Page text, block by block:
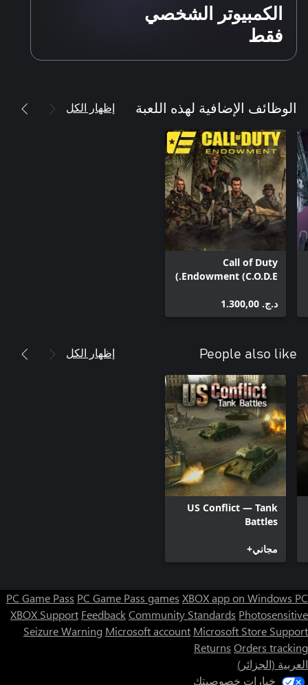
الكمبيوتر الشخصي
فقط
الوظائف الإضافية لهذه اللعبة إظهار الكل
Call of Duty
Endowment (C.O.D.E.)
د.ج.‏ 1.300,00
People also like إظهار الكل
US Conflict — Tank
Battles
مجاني+
PC Game Pass PC Game Pass games XBOX app on Windows PC
XBOX Support FeedbackCommunity Standards Photosensitive
Seizure Warning Microsoft account Microsoft Store Support
Returns Orders tracking
العربية (الجزائر)
خيارات خصوصيتك